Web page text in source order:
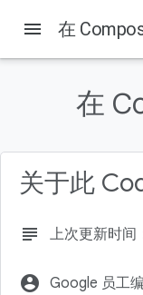
了解详情
menu 在
在
关于此
subject 上次更新时间
account_circle Google 员工